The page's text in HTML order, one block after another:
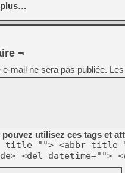
plus…
¬
mail ne sera pas publiée.
pouvez utilisez ces tags et
title=""> <abbr
<del datetime="">